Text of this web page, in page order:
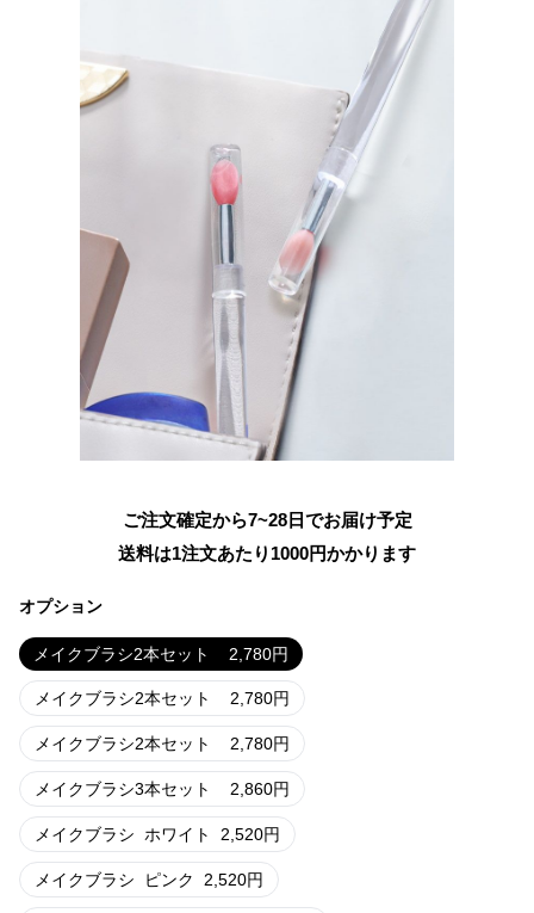
ご注文確定から7~28日でお届け予定
送料は1注文あたり 1000円かかります
オプション
メイクブラシ2本セット 2,780円
メイクブラシ2本セット 2,780円
メイクブラシ2本セット 2,780円
メイクブラシ3本セット 2,860円
メイクブラシ ホワイト 2,520円
メイクブラシ ピンク 2,520円